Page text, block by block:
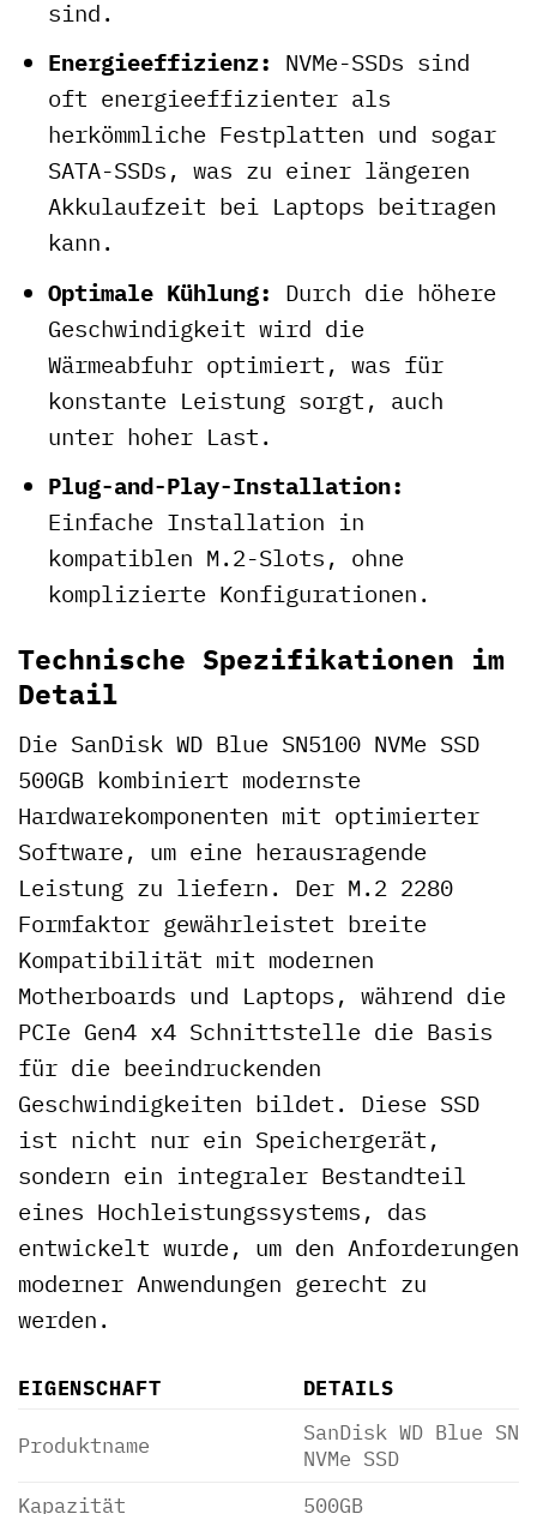
sind.
Energieeffizienz: NVMe-SSDs sind
oft energieeffizienter als
herkömmliche Festplatten und sogar
SATA-SSDs, was zu einer längeren
Akkulaufzeit bei Laptops beitragen
kann.
Optimale Kühlung: Durch die höhere
Geschwindigkeit wird die
Wärmeabfuhr optimiert, was für
konstante Leistung sorgt, auch
unter hoher Last.
Plug-and-Play-Installation:
Einfache Installation in
kompatiblen M.2-Slots, ohne
komplizierte Konfigurationen.
Technische Spezifikationen im
Detail
Die SanDisk WD Blue SN5100 NVMe SSD
500GB kombiniert modernste
Hardwarekomponenten mit optimierter
Software, um eine herausragende
Leistung zu liefern. Der M.2 2280
Formfaktor gewährleistet breite
Kompatibilität mit modernen
Motherboards und Laptops, während die
PCIe Gen4 x4 Schnittstelle die Basis
für die beeindruckenden
Geschwindigkeiten bildet. Diese SSD
ist nicht nur ein Speichergerät,
sondern ein integraler Bestandteil
eines Hochleistungssystems, das
entwickelt wurde, um den Anforderungen
moderner Anwendungen gerecht zu
werden.
EIGENSCHAFT DETAILS
Produktname
SanDisk WD Blue
NVMe SSD
Kapazität
500GB